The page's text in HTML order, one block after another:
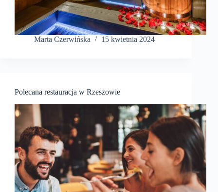
Marta Czerwińska 15 kwietnia 2024
Polecana restauracja w Rzeszowie